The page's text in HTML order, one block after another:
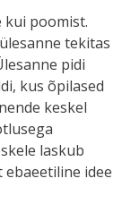
kui poomist.
tekitas
pidi
kus õpilased
keskel
laskub
ebaeetiline idee